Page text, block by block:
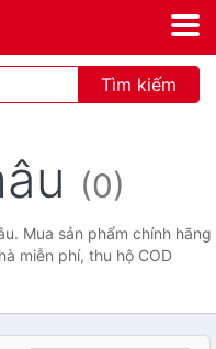
Tìm kiếm
(0)
Mua sản phẩm chính hãng
miễn phí, thu hộ COD